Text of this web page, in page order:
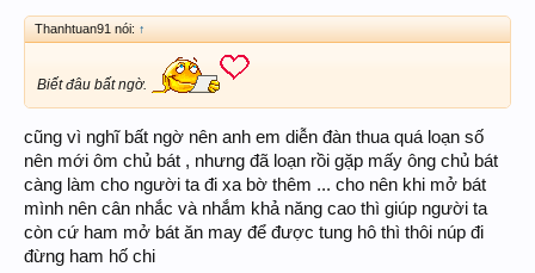
Thanhtuan91 nói: ↑
Biết đâu bất ngờ.
cũng vì nghĩ bất ngờ nên anh em diễn đàn thua quá loạn số
nên mới ôm chủ bát , nhưng đã loạn rồi gặp mấy ông chủ bát
càng làm cho người ta đi xa bờ thêm ... cho nên khi mở bát
mình nên cân nhắc và nhắm khả năng cao thì giúp người ta
còn cứ ham mở bát ăn may để được tung hô thì thôi núp đi
đừng ham hố chi